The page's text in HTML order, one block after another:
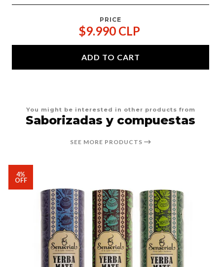
PRICE
$9.990 CLP
ADD TO CART
You might be interested in other products from
Saborizadas y compuestas
SEE MORE PRODUCTS
4%
OFF